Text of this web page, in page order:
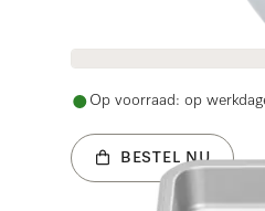
Op voorraad: op
BESTEL NU